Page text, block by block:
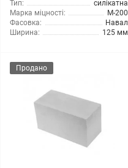
Тип:
силікатна
Марка міцності:
М-200
Фасовка:
Навал
Ширина:
125 мм
Продано